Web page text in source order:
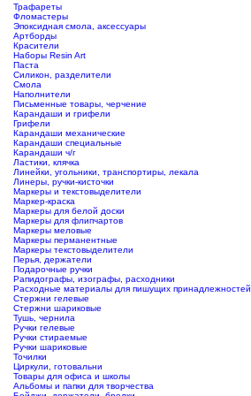
Трафареты
Фломастеры
Эпоксидная смола, аксессуары
Артборды
Красители
Наборы Resin Art
Паста
Силикон, разделители
Смола
Наполнители
Письменные товары, черчение
Карандаши и грифели
Грифели
Карандаши механические
Карандаши специальные
Карандаши ч/г
Ластики, клячка
Линейки, угольники, транспортиры, лекала
Линеры, ручки-кисточки
Маркеры и текстовыделители
Маркер-краска
Маркеры для белой доски
Маркеры для флипчартов
Маркеры меловые
Маркеры перманентные
Маркеры текстовыделители
Перья, держатели
Подарочные ручки
Рапидографы, изографы, расходники
Расходные материалы для пишущих принадлежностей
Стержни гелевые
Стержни шариковые
Тушь, чернила
Ручки гелевые
Ручки стираемые
Ручки шариковые
Точилки
Циркули, готовальни
Товары для офиса и школы
Альбомы и папки для творчества